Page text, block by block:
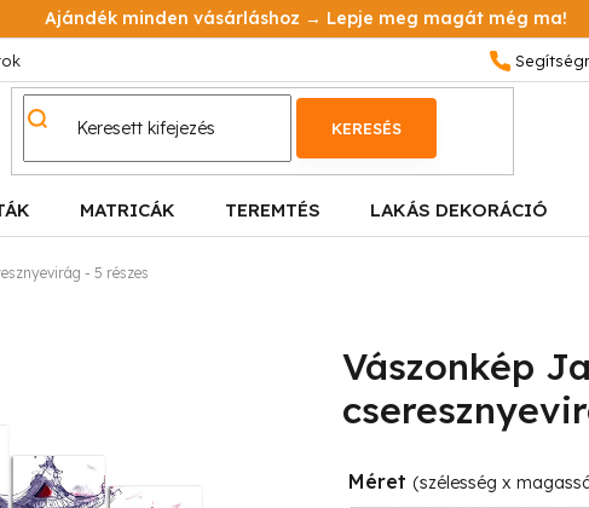
Ajándék minden vásárláshoz → Lepje meg magát még ma!
KERESÉS
MATRICÁK TEREMTÉS LAKÁS DEKORÁCIÓ
- 5 részes
Vászonkép
Méret (szélesség x